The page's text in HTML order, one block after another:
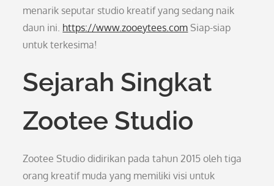
menarik seputar studio kreatif yang sedang naik
daun ini. https://www.zooeytees.com Siap-siap
untuk terkesima!
Sejarah Singkat
Zootee Studio
Zootee Studio didirikan pada tahun 2015 oleh tiga
orang kreatif muda yang memiliki visi untuk